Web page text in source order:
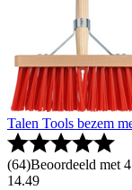
Talen Tools bezem
(64)Beoordeeld met
14.49